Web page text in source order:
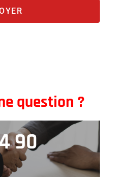
question ?
90